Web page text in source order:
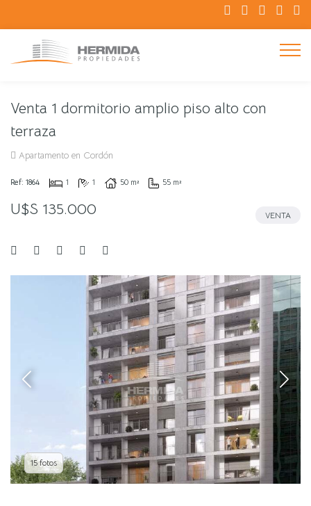
Venta 1 dormitorio amplio piso alto con
terraza
Apartamento en Cordón
Ref: 1864 1 1 50 m² 55 m²
U$S 135.000 VENTA
15 fotos